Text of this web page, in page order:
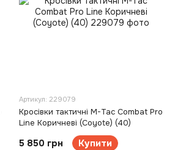
Артикул: 229079
Кросівки тактичні M-Tac Combat Pro
Line Коричневі (Coyote) (40)
5 850 грн Купити